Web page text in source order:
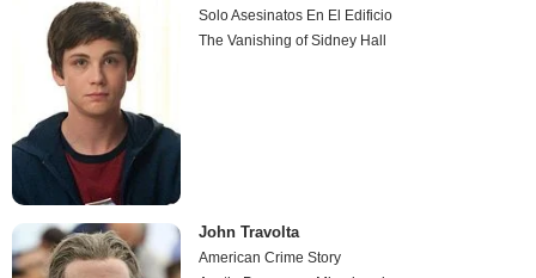
Solo Asesinatos En El Edificio
The Vanishing of Sidney Hall
John Travolta
American Crime Story